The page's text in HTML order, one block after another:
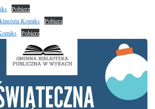
Pobierz
Komiks Pobierz
Pobierz